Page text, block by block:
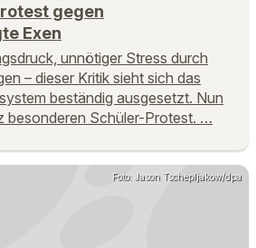
gegen
Exen
unnötiger Stress durch
– dieser Kritik sieht sich das
beständig ausgesetzt. Nun
besonderen Schüler-Protest. …
Foto: Jason Tschepljakow/dpa